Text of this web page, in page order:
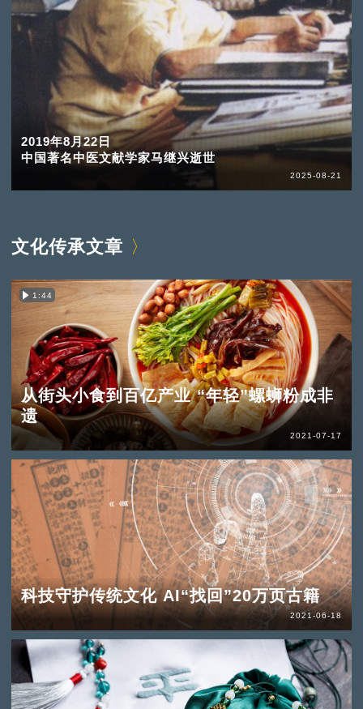
2019年8月22日
中国著名中医文献学家马继兴逝世
2025-08-21
文化传承文章
1:44
从街头小食到百亿产业 “年轻”螺蛳粉成非
遗
2021-07-17
科技守护传统文化 AI“找回”20万页古籍
2021-06-18